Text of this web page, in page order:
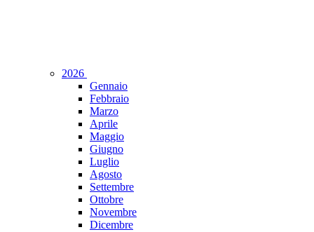
2026
Gennaio
Febbraio
Marzo
Aprile
Maggio
Giugno
Luglio
Agosto
Settembre
Ottobre
Novembre
Dicembre